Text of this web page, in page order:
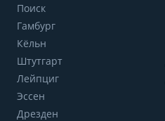
Поиск
Гамбург
Кёльн
Штутгарт
Лейпциг
Эссен
Дрезден